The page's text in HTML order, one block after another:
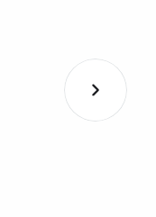
GOLF 1.4 HYBRID
DSG6 GTE
Carburant :
Hybride